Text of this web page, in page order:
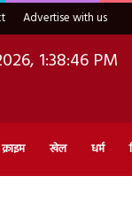
Advertise with us
1:38:47 PM
क्राइम खेल धर्म